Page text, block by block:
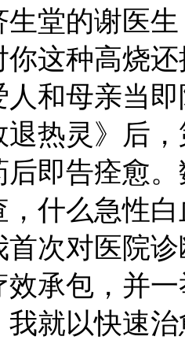
生堂的谢医
你这种高烧
和母亲当即
退热灵》后
后即告痊愈
，什么急性
次对医院诊
效承包，并
我就以快速